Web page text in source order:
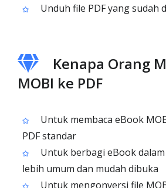
Unduh file PDF yang sudah
Kenapa Orang
MOBI ke PDF
Untuk membaca eBook
PDF standar
Untuk berbagi eBook
lebih umum dan mudah dibuka
Untuk mengonversi file